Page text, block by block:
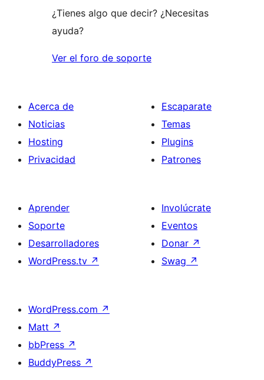
¿Tienes algo que decir? ¿Necesitas
ayuda?
Ver el foro de soporte
Acerca de
Noticias
Hosting
Privacidad
Escaparate
Temas
Plugins
Patrones
Aprender
Soporte
Desarrolladores
WordPress.tv ↗
Involúcrate
Eventos
Donar ↗
Swag ↗
WordPress.com ↗
Matt ↗
bbPress ↗
BuddyPress ↗